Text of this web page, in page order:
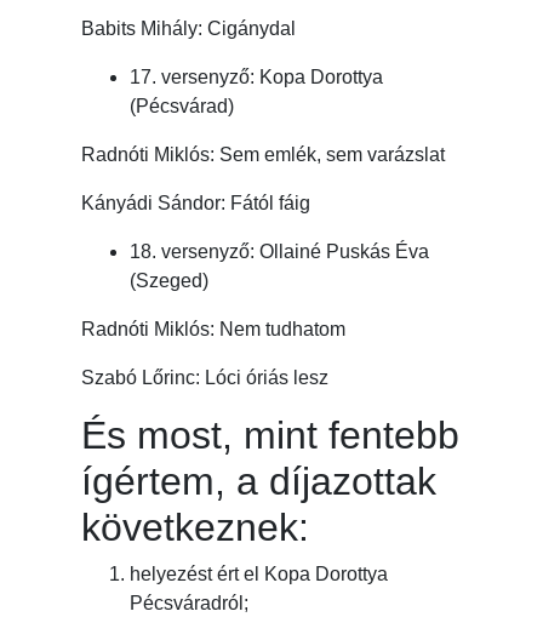
Babits Mihály: Cigánydal
17. versenyző: Kopa Dorottya
(Pécsvárad)
Radnóti Miklós: Sem emlék, sem varázslat
Kányádi Sándor: Fától fáig
18. versenyző: Ollainé Puskás Éva
(Szeged)
Radnóti Miklós: Nem tudhatom
Szabó Lőrinc: Lóci óriás lesz
És most, mint fentebb
ígértem, a díjazottak
következnek:
helyezést ért el Kopa Dorottya
Pécsváradról;